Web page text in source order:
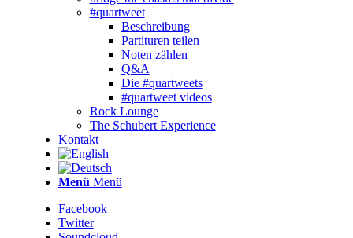
#quartweet
Beschreibung
Partituren teilen
Noten zählen
Q&A
Die #quartweets
#quartweet videos
Rock Lounge
The Schubert Experience
Kontakt
Menü Menü
Facebook
Twitter